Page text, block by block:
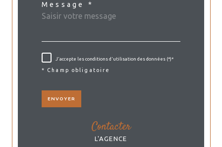
Message *
J'accepte les conditions d'utilisation des données (*)*
* Champ obligatoire
ENVOYER
contacter
L'AGENCE